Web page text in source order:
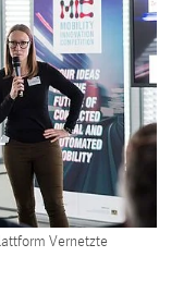
Vernetzte